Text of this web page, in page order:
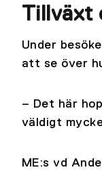
Tillväxt
Under
att se över
– Det här
väldigt
ME:s vd